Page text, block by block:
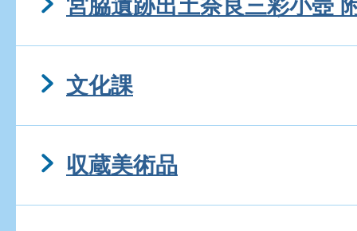
宮脇遺跡出土奈良三彩小壺
文化課
収蔵美術品